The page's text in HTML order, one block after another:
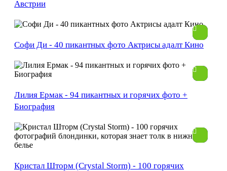
Австрии
Софи Ди - 40 пикантных фото Актрисы адалт Кино
Лилия Ермак - 94 пикантных и горячих фото +
Биография
Кристал Шторм (Crystal Storm) - 100 горячих